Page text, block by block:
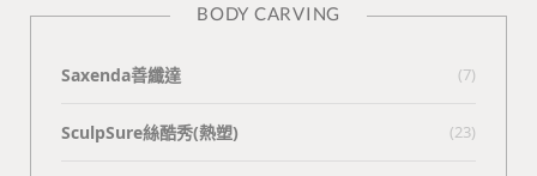
BODY CARVING
Saxenda善纖達 (7)
SculpSure絲酷秀(熱塑) (23)